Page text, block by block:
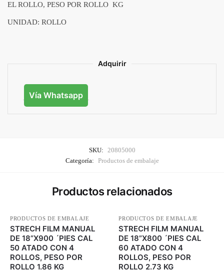
EL ROLLO, PESO POR ROLLO KG
UNIDAD: ROLLO
Adquirir
Vía Whatsapp
SKU:
20805000
Categoría: Productos de embalaje
Productos relacionados
PRODUCTOS DE EMBALAJE
STRECH FILM MANUAL
DE 18”X900 ´PIES CAL
50 ATADO CON 4
ROLLOS, PESO POR
ROLLO 1.86 KG
PRODUCTOS DE EMBALAJE
STRECH FILM MANUAL
DE 18”X800 ´PIES CAL
60 ATADO CON 4
ROLLOS, PESO POR
ROLLO 2.73 KG